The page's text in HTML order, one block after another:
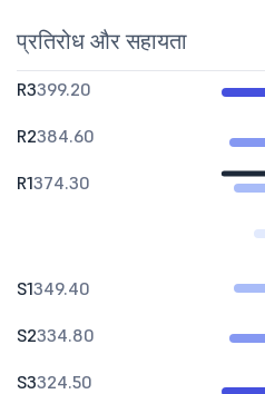
प्रतिरोध और सहायता
R3399.20
R2384.60
R1374.30
S1349.40
S2334.80
S3324.50